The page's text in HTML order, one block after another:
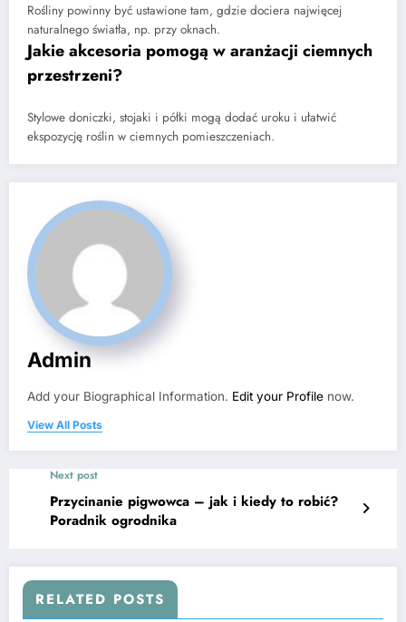
Rośliny powinny być ustawione tam, gdzie dociera najwięcej
naturalnego światła, np. przy oknach.
Jakie akcesoria pomogą w aranżacji ciemnych
przestrzeni?
Stylowe doniczki, stojaki i półki mogą dodać uroku i ułatwić
ekspozycję roślin w ciemnych pomieszczeniach.
Admin
Add your Biographical Information. Edit your Profile now.
View All Posts
Next post
Przycinanie pigwowca – jak i kiedy to robić?
Poradnik ogrodnika
RELATED POSTS